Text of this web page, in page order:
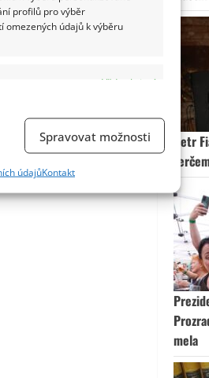
profilů pro výběr
omezených údajů k výběru
Vždy aktivní
Spravovat možnosti
údajůKontakt
Petr
mela